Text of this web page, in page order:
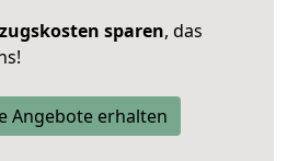
sparen, das
Angebote erhalten